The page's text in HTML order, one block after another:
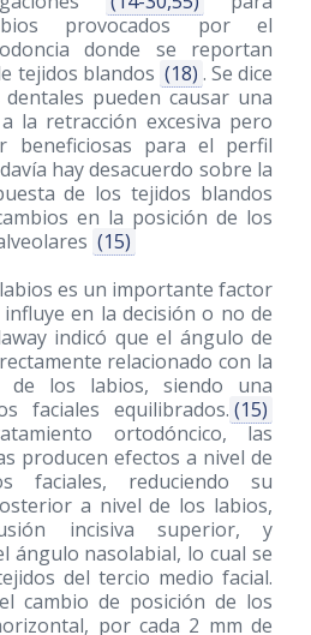
provocados por el
donde se reportan
tejidos blandos (18) . Se dice
pueden causar una
la retracción excesiva pero
beneficiosas para el perfil
hay desacuerdo sobre la
de los tejidos blandos
en la posición de los
(15)
es un importante factor
en la decisión o no de
indicó que el ángulo de
relacionado con la
de los labios, siendo una
faciales equilibrados. (15)
ortodóncico, las
producen efectos a nivel de
faciales, reduciendo su
a nivel de los labios,
incisiva superior, y
ángulo nasolabial, lo cual se
del tercio medio facial.
cambio de posición de los
por cada 2 mm de